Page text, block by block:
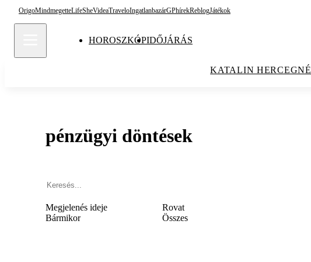
OrigoMindmegetteLifeSheVideaTraveloIngatlanbazárGPhírekReblogJátékok
HOROSZKÓPIDŐJÁRÁS
KATALIN HERCEGNÉ
pénzügyi döntések
Megjelenés ideje
Bármikor
Rovat
Összes